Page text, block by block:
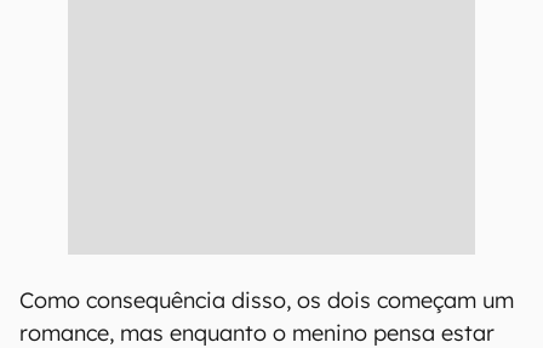
Como consequência disso, os dois começam um
romance, mas enquanto o menino pensa estar